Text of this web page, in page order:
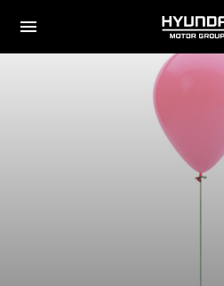
전체
HYUNDAI
MOTOR
GROUP